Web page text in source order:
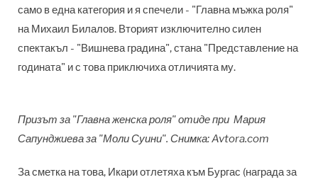
само в една категория и я спечели - "Главна мъжка роля"
на Михаил Билалов. Вторият изключително силен
спектакъл - "Вишнева градина", стана "Представление на
годината" и с това приключиха отличията му.
Призът за "Главна женска роля" отиде при Мария
Сапунджиева за "Моли Суини". Снимка: Avtora.com
За сметка на това, Икари отлетяха към Бургас (награда за